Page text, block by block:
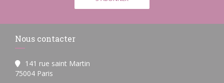
Nous contacter
141 rue saint Martin
75004 Paris